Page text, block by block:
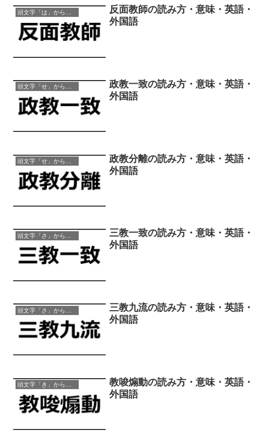
反面教師の読み方・意味・英語・
外国語
頭文字「せ」から始まる四字熟語
政教一致の読み方・意味・英語・
外国語
政教分離の読み方・意味・英語・
外国語
三教一致の読み方・意味・英語・
外国語
三教九流の読み方・意味・英語・
外国語
頭文字「き」から始まる四字熟語
教唆煽動の読み方・意味・英語・
外国語